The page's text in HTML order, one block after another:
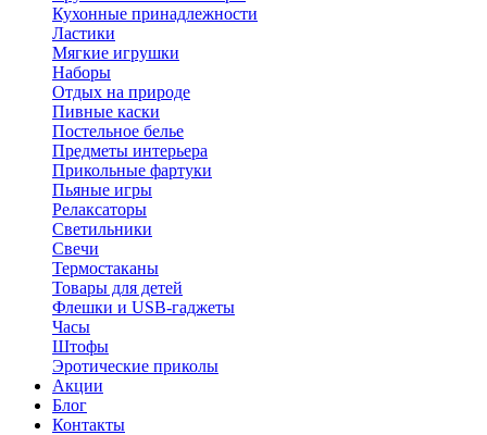
Кухонные принадлежности
Ластики
Мягкие игрушки
Наборы
Отдых на природе
Пивные каски
Постельное белье
Предметы интерьера
Прикольные фартуки
Пьяные игры
Релаксаторы
Светильники
Свечи
Термостаканы
Товары для детей
Флешки и USB-гаджеты
Часы
Штофы
Эротические приколы
Акции
Блог
Контакты